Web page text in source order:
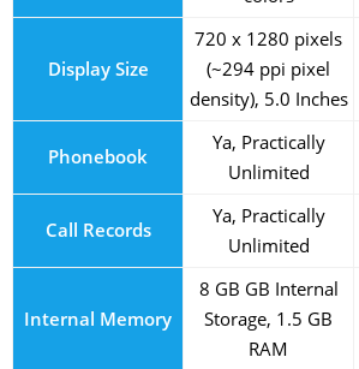
Display Size
720 x 1280 pixels
(~294 ppi pixel
density), 5.0 Inches
Phonebook
Ya, Practically
Unlimited
Call Records
Ya, Practically
Unlimited
Internal Memory
8 GB GB Internal
Storage, 1.5 GB
RAM